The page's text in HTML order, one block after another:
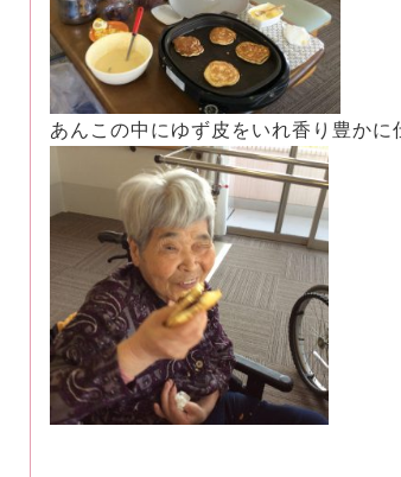
あんこの中にゆず皮をいれ香り豊かに